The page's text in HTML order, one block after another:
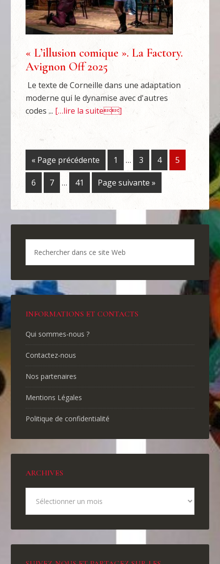
« L’illusion comique ». La Factory.
Avignon Off 2025
Le texte de Corneille dans une adaptation
moderne qui le dynamise avec d'autres
codes ... […lire la suite]
« Page précédente 1 … 3 4 5
6 7 … 41 Page suivante »
INFORMATIONS ET CONTACTS
Qui sommes-nous ?
Contactez-nous
Nos partenaires
Mentions Légales
Politique de confidentialité
ARCHIVES